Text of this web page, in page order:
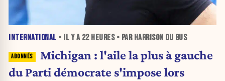
INTERNATIONAL • IL Y A 22 HEURES• PAR HARRISON DU BUS
Michigan : l'aile la plus à gauche
du Parti démocrate s'impose lors